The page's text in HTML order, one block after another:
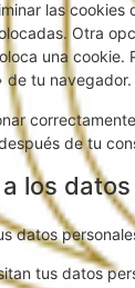
las
Otra
una
de tu navegador.
de tu
los
datos
tus datos